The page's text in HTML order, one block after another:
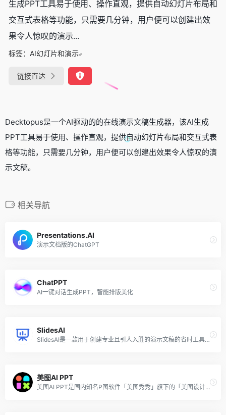
生成PPT工具易于使用、操作直观，提供自动幻灯片布局和
交互式表格等功能，只需要几分钟，用户便可以创建出效
果令人惊叹的演示...
标签： AI幻灯片和演示
链接直达
Decktopus是一个AI驱动的的在线演示文稿生成器，该AI生成
PPT工具易于使用、操作直观，提供自动幻灯片布局和交互式表
格等功能，只需要几分钟，用户便可以创建出效果令人惊叹的演
示文稿。
相关导航
Presentations.AI
演示文档版的ChatGPT
ChatPPT
AI一键对话生成PPT，智能排版美化
SlidesAI
SlidesAI是一款用于创建专业且引人入胜的演示文稿的省时工具，可以自动化幻灯片的创建过程。只需点击几下，该AI PPT工具便可以将任何文本转换为视觉上吸引人的幻灯片，让你能够专注于真正重要的事情。
美图AI PPT
美图AI PPT是国内知名P图软件「美图秀秀」旗下的「美图设计室」推出的免费在线AI生成PPT设计工具，用户只需输入一句话，便可以轻松打造精美PPT。